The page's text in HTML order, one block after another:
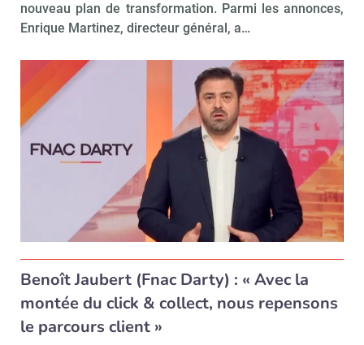
nouveau plan de transformation. Parmi les annonces,
Enrique Martinez, directeur général, a…
Benoît Jaubert (Fnac Darty) : « Avec la
montée du click & collect, nous repensons
le parcours client »